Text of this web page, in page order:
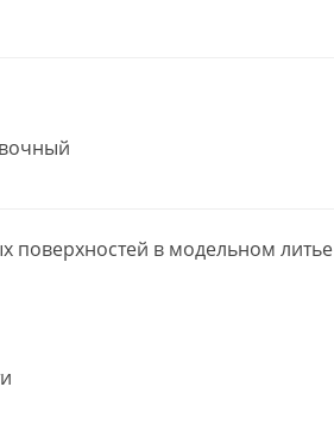
поверхностей в модельном литье